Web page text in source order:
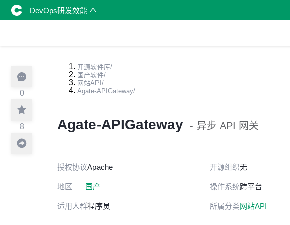
DevOps研发效能
0
8
开源软件库/
国产软件/
网站API /
Agate-APIGateway/
Agate-APIGateway - 异步 API 网关
授权协议Apache 开源组织无
地区 国产 操作系统跨平台
适用人群程序员 所属分类网站API